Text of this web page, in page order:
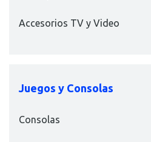
Accesorios TV y Video
Juegos y Consolas
Consolas